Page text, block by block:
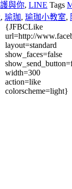
與你, LINE Tags
, 瑜珈, 瑜珈小教室,
{JFBCLike
url=http://
layout=standard
show_faces=false
width=300
action=like
colorscheme=light}